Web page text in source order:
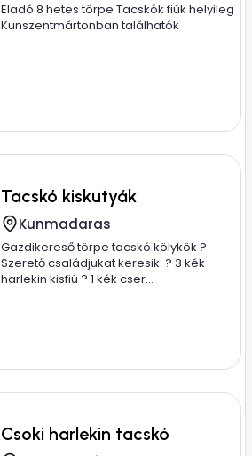
Eladó 8 hetes törpe Tacskók fiúk helyileg
Kunszentmártonban találhatók
Tacskó kiskutyák
Kunmadaras
Gazdikereső törpe tacskó kölykök ?
Szerető családjukat keresik: ? 3 kék
harlekin kisfiú ? 1 kék cser...
Csoki harlekin tacskó